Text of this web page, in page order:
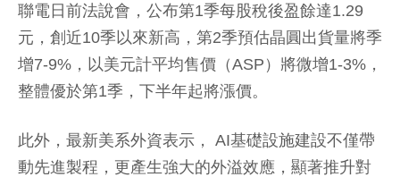
聯電日前法說會，公布第1季每股稅後盈餘達1.29
元，創近10季以來新高，第2季預估晶圓出貨量將季
增7-9%，以美元計平均售價（ASP）將微增1-3%，
整體優於第1季，下半年起將漲價。
此外，最新美系外資表示， AI基礎設施建設不僅帶
動先進製程，更產生強大的外溢效應，顯著推升對